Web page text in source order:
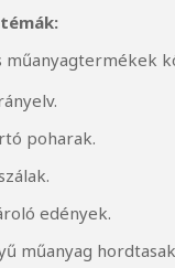
műanyagtermékek
poharak.
edények.
műanyag